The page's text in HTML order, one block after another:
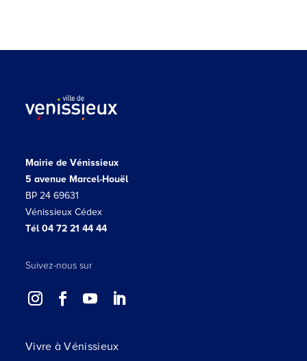
Mairie de Vénissieux
5 avenue Marcel-Houël
BP 24 69631
Vénissieux Cédex
Tél 04 72 21 44 44
Suivez-nous sur
Vivre à Vénissieux